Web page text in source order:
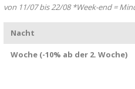
von 11/07 bis 22/08 *Week-end =
Nacht
Woche (-10% ab der 2. Woche)